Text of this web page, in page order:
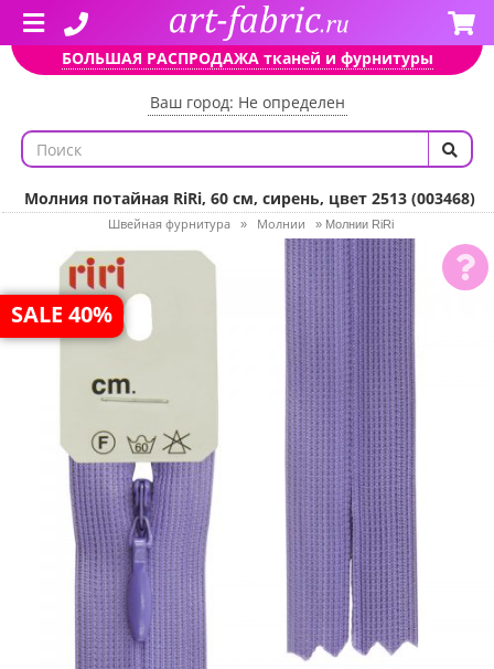
БОЛЬШАЯ РАСПРОДАЖА тканей и фурнитуры
Ваш город: Не определен
Молния потайная RiRi, 60 см, сирень, цвет 2513 (003468)
Швейная фурнитура » Молнии » Молнии RiRi
SALE 40%